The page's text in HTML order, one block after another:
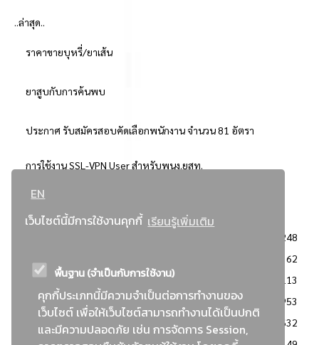
EN
เว็บไซต์นี้มีการใช้งานคุกกี้ เรียนรู้เพิ่มเติม
พื้นฐาน (จำเป็นกับการใช้งาน)
คุกกี้ประเภทนี้มีความจำเป็นต่อการทำงานของ
เว็บไซต์ เพื่อให้เว็บไซต์สามารถทำงานได้เป็นปกติ
และมีความปลอดภัย เช่น การจัดการ Session,
..ล่าสุด..
ราคาขายบุหรี่/ยาเส้น
ยาสูบกับการค้นพบ
ประกาศ รับสมัครสอบคัดเลือกพนักงาน จำนวน 81 อัตรา
การใช้งาน SSL-VPN User สำหรับพนง.ยสท.
..ยอดนิยม..
3248
2362
: วิธีเฉพาะเจาะจง
2113
ข่าวสาร/ประกาศ
1953
: เอกสารส่งเสริมความโปร่งใสในการจัดซื้อจัดจ้าง
1632